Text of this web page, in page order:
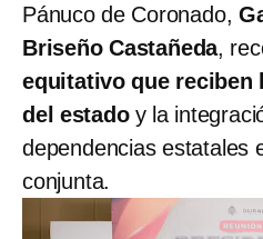
Pánuco de Coronado,
Briseño Castañeda,
equitativo que reciben
del estadoy la
dependencias estatales
conjunta.